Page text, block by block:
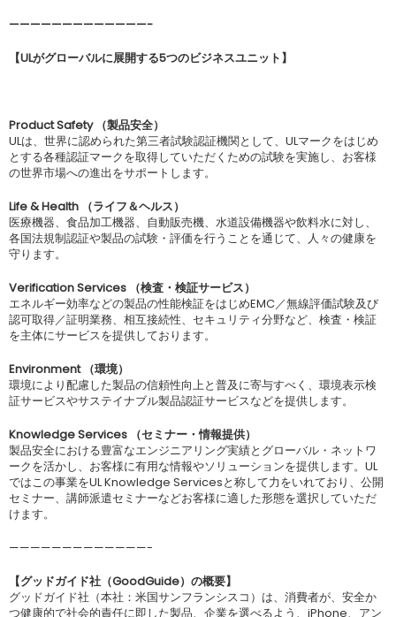
—————————————-
【ULがグローバルに展開する5つのビジネスユニット】
Product Safety （製品安全）
ULは、世界に認められた第三者試験認証機関として、ULマークをはじめ
とする各種認証マークを取得していただくための試験を実施し、お客様
の世界市場への進出をサポートします。
Life & Health （ライフ＆ヘルス）
医療機器、食品加工機器、自動販売機、水道設備機器や飲料水に対し、
各国法規制認証や製品の試験・評価を行うことを通じて、人々の健康を
守ります。
Verification Services （検査・検証サービス）
エネルギー効率などの製品の性能検証をはじめEMC／無線評価試験及び
認可取得／証明業務、相互接続性、セキュリティ分野など、検査・検証
を主体にサービスを提供しております。
Environment （環境）
環境により配慮した製品の信頼性向上と普及に寄与すべく、環境表示検
証サービスやサステイナブル製品認証サービスなどを提供します。
Knowledge Services （セミナー・情報提供）
製品安全における豊富なエンジニアリング実績とグローバル・ネットワ
ークを活かし、お客様に有用な情報やソリューションを提供します。UL
ではこの事業をUL Knowledge Servicesと称して力をいれており、公開
セミナー、講師派遣セミナーなどお客様に適した形態を選択していただ
けます。
—————————————-
【グッドガイド社（GoodGuide）の概要】
グッドガイド社（本社：米国サンフランシスコ）は、消費者が、安全か
つ健康的で社会的責任に即した製品、企業を選べるよう、iPhone、アン